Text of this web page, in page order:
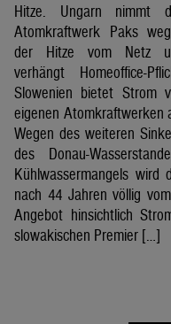
Hitze. Ungarn nimmt
Atomkraftwerk Paks
der Hitze vom Netz
verhängt Homeoffice-
Slowenien bietet Strom
eigenen Atomkraftwerken
Wegen des weiteren
des Donau-
Kühlwassermangels wird
nach 44 Jahren völlig
Angebot hinsichtlich
slowakischen Premier […]